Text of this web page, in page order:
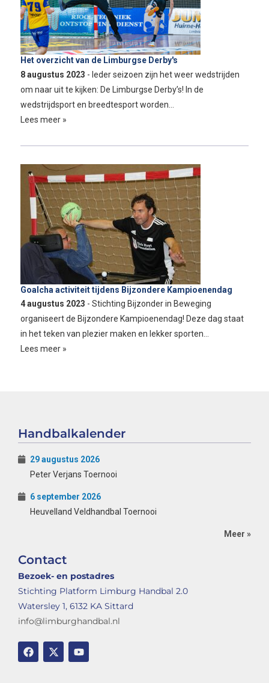
Het overzicht van de Limburgse Derby's
8 augustus 2023 - Ieder seizoen zijn het weer wedstrijden
om naar uit te kijken: De Limburgse Derby’s! In de
wedstrijdsport en breedtesport worden…
Lees meer »
Goalcha activiteit tijdens Bijzondere Kampioenendag
4 augustus 2023 - Stichting Bijzonder in Beweging
organiseert de Bijzondere Kampioenendag! Deze dag staat
in het teken van plezier maken en lekker sporten…
Lees meer »
Handbalkalender
29 augustus 2026
Peter Verjans Toernooi
6 september 2026
Heuvelland Veldhandbal Toernooi
Meer »
Contact
Bezoek- en postadres
Stichting Platform Limburg Handbal 2.0
Watersley 1, 6132 KA Sittard
info@limburghandbal.nl